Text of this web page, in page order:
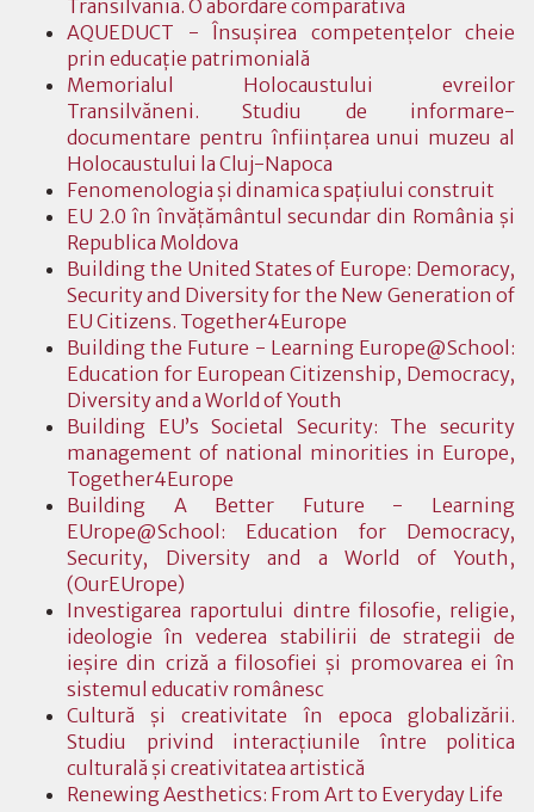
Transilvania. O abordare comparativă
AQUEDUCT - Însuşirea competenţelor cheie
prin educaţie patrimonială
Memorialul Holocaustului evreilor
Transilvăneni. Studiu de informare-
documentare pentru înfiinţarea unui muzeu al
Holocaustului la Cluj-Napoca
Fenomenologia şi dinamica spaţiului construit
EU 2.0 în învăţământul secundar din România şi
Republica Moldova
Building the United States of Europe: Demoracy,
Security and Diversity for the New Generation of
EU Citizens. Together4Europe
Building the Future - Learning Europe@School:
Education for European Citizenship, Democracy,
Diversity and a World of Youth
Building EU’s Societal Security: The security
management of national minorities in Europe,
Together4Europe
Building A Better Future - Learning
EUrope@School: Education for Democracy,
Security, Diversity and a World of Youth,
(OurEUrope)
Investigarea raportului dintre filosofie, religie,
ideologie în vederea stabilirii de strategii de
ieşire din criză a filosofiei şi promovarea ei în
sistemul educativ românesc
Cultură şi creativitate în epoca globalizării.
Studiu privind interacţiunile între politica
culturală şi creativitatea artistică
Renewing Aesthetics: From Art to Everyday Life